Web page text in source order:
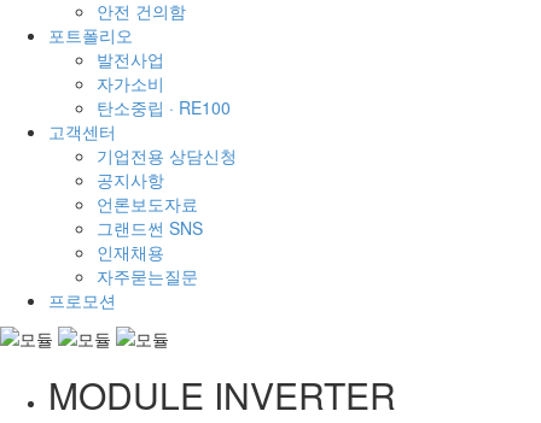
안전 건의함
포트폴리오
발전사업
자가소비
탄소중립 · RE100
고객센터
기업전용 상담신청
공지사항
언론보도자료
그랜드썬 SNS
인재채용
자주묻는질문
프로모션
MODULE INVERTER